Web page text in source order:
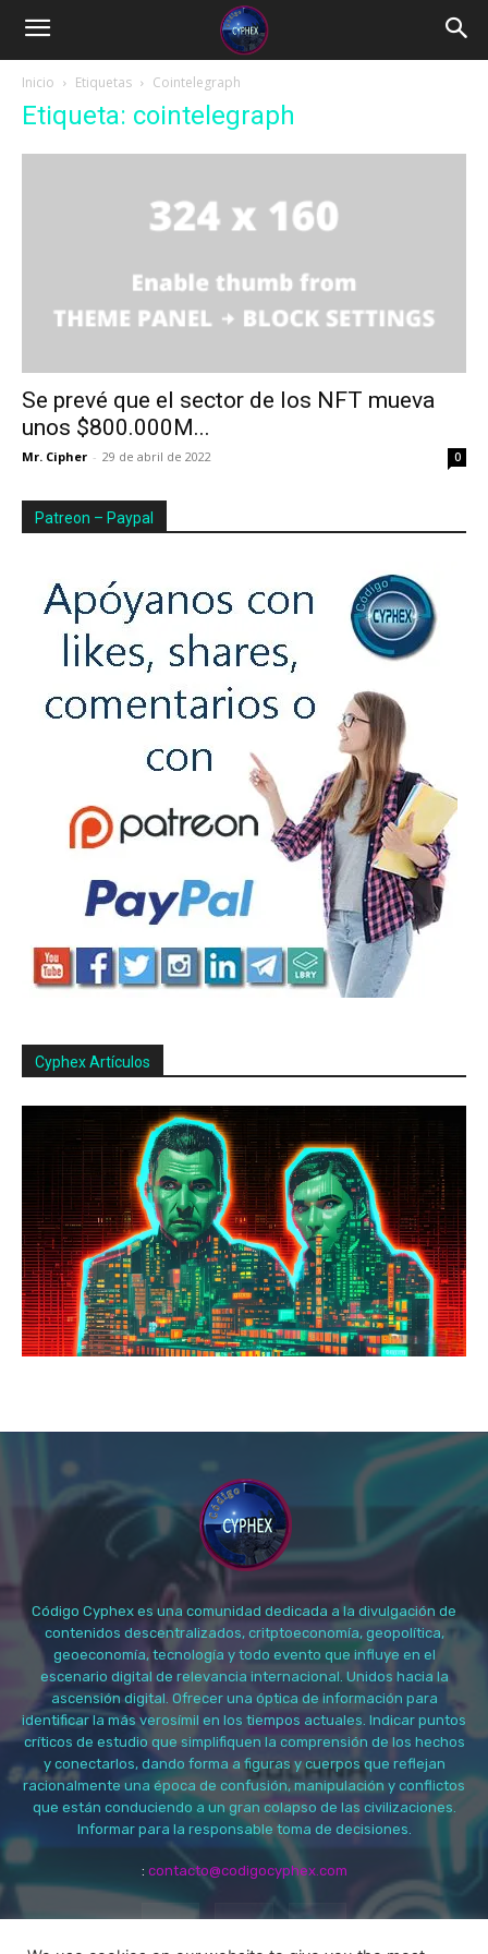
Inicio Etiquetas Cointelegraph
Etiqueta: cointelegraph
Se prevé que el sector de los NFT mueva
unos $800.000M...
Mr. Cipher - 29 de abril de 2022 0
Patreon – Paypal
Cyphex Artículos
Código Cyphex es una comunidad dedicada a la divulgación de
contenidos descentralizados, critptoeconomía, geopolítica,
geoeconomía, tecnología y todo evento que influye en el
escenario digital de relevancia internacional. Unidos hacia la
ascensión digital. Ofrecer una óptica de información para
identificar la más verosímil en los tiempos actuales. Indicar puntos
críticos de estudio que simplifiquen la comprensión de los hechos
y conectarlos, dando forma a figuras y cuerpos que reflejan
racionalmente una época de confusión, manipulación y conflictos
que están conduciendo a un gran colapso de las civilizaciones.
Informar para la responsable toma de decisiones.
: contacto@codigocyphex.com